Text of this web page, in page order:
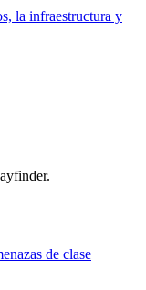
la infraestructura y
de clase